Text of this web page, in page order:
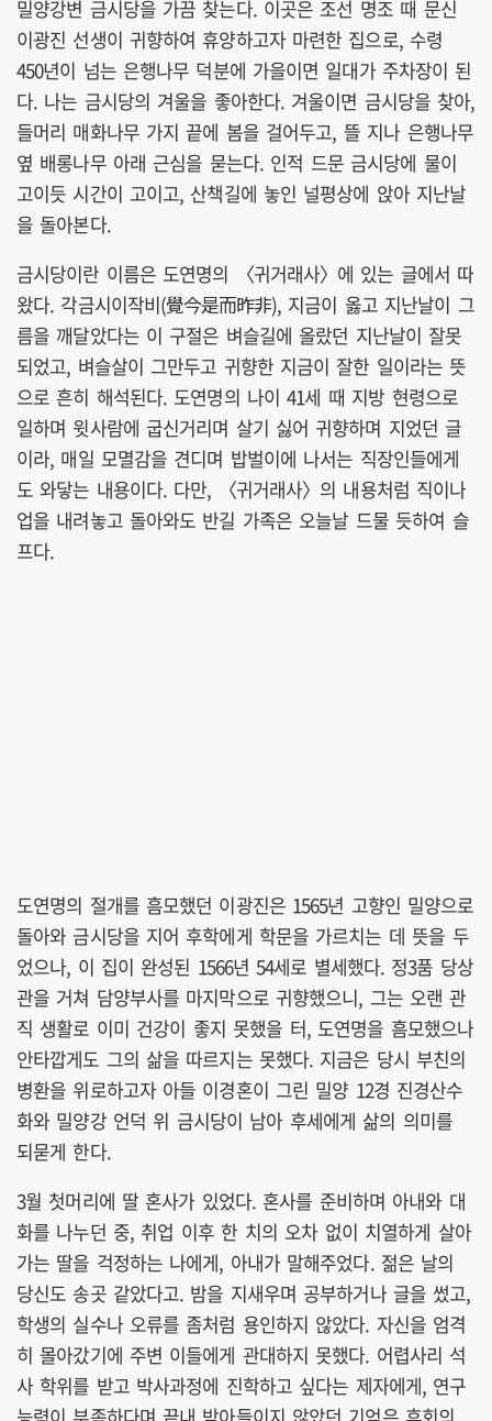
밀양강변 금시당을 가끔 찾는다. 이곳은 조선 명조 때 문신
이광진 선생이 귀향하여 휴양하고자 마련한 집으로, 수령
450년이 넘는 은행나무 덕분에 가을이면 일대가 주차장이 된
다. 나는 금시당의 겨울을 좋아한다. 겨울이면 금시당을 찾아,
들머리 매화나무 가지 끝에 봄을 걸어두고, 뜰 지나 은행나무
옆 배롱나무 아래 근심을 묻는다. 인적 드문 금시당에 물이
고이듯 시간이 고이고, 산책길에 놓인 널평상에 앉아 지난날
을 돌아본다.
금시당이란 이름은 도연명의 〈귀거래사〉에 있는 글에서 따
왔다. 각금시이작비(覺今是而昨非), 지금이 옳고 지난날이 그
름을 깨달았다는 이 구절은 벼슬길에 올랐던 지난날이 잘못
되었고, 벼슬살이 그만두고 귀향한 지금이 잘한 일이라는 뜻
으로 흔히 해석된다. 도연명의 나이 41세 때 지방 현령으로
일하며 윗사람에 굽신거리며 살기 싫어 귀향하며 지었던 글
이라, 매일 모멸감을 견디며 밥벌이에 나서는 직장인들에게
도 와닿는 내용이다. 다만, 〈귀거래사〉의 내용처럼 직이나
업을 내려놓고 돌아와도 반길 가족은 오늘날 드물 듯하여 슬
프다.
도연명의 절개를 흠모했던 이광진은 1565년 고향인 밀양으로
돌아와 금시당을 지어 후학에게 학문을 가르치는 데 뜻을 두
었으나, 이 집이 완성된 1566년 54세로 별세했다. 정3품 당상
관을 거쳐 담양부사를 마지막으로 귀향했으니, 그는 오랜 관
직 생활로 이미 건강이 좋지 못했을 터, 도연명을 흠모했으나
안타깝게도 그의 삶을 따르지는 못했다. 지금은 당시 부친의
병환을 위로하고자 아들 이경혼이 그린 밀양 12경 진경산수
화와 밀양강 언덕 위 금시당이 남아 후세에게 삶의 의미를
되묻게 한다.
3월 첫머리에 딸 혼사가 있었다. 혼사를 준비하며 아내와 대
화를 나누던 중, 취업 이후 한 치의 오차 없이 치열하게 살아
가는 딸을 걱정하는 나에게, 아내가 말해주었다. 젊은 날의
당신도 송곳 같았다고. 밤을 지새우며 공부하거나 글을 썼고,
학생의 실수나 오류를 좀처럼 용인하지 않았다. 자신을 엄격
히 몰아갔기에 주변 이들에게 관대하지 못했다. 어렵사리 석
사 학위를 받고 박사과정에 진학하고 싶다는 제자에게, 연구